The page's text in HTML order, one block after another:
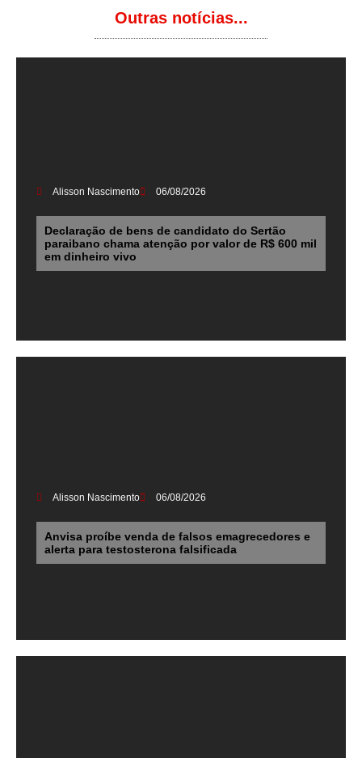
Outras notícias...
Alisson Nascimento 06/08/2026
Declaração de bens de candidato do Sertão
paraibano chama atenção por valor de R$ 600 mil
em dinheiro vivo
Alisson Nascimento 06/08/2026
Anvisa proíbe venda de falsos emagrecedores e
alerta para testosterona falsificada